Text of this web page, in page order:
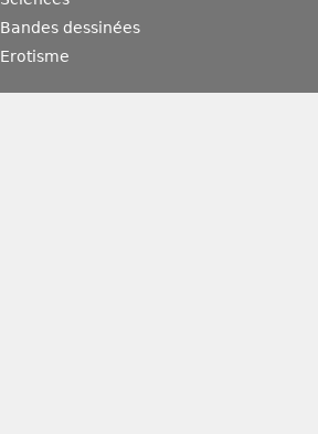
Bandes dessinées
Erotisme